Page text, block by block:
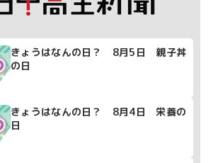
きょうはなんの日？ 8月5日 親子丼
の日
きょうはなんの日？ 8月4日 栄養の
日